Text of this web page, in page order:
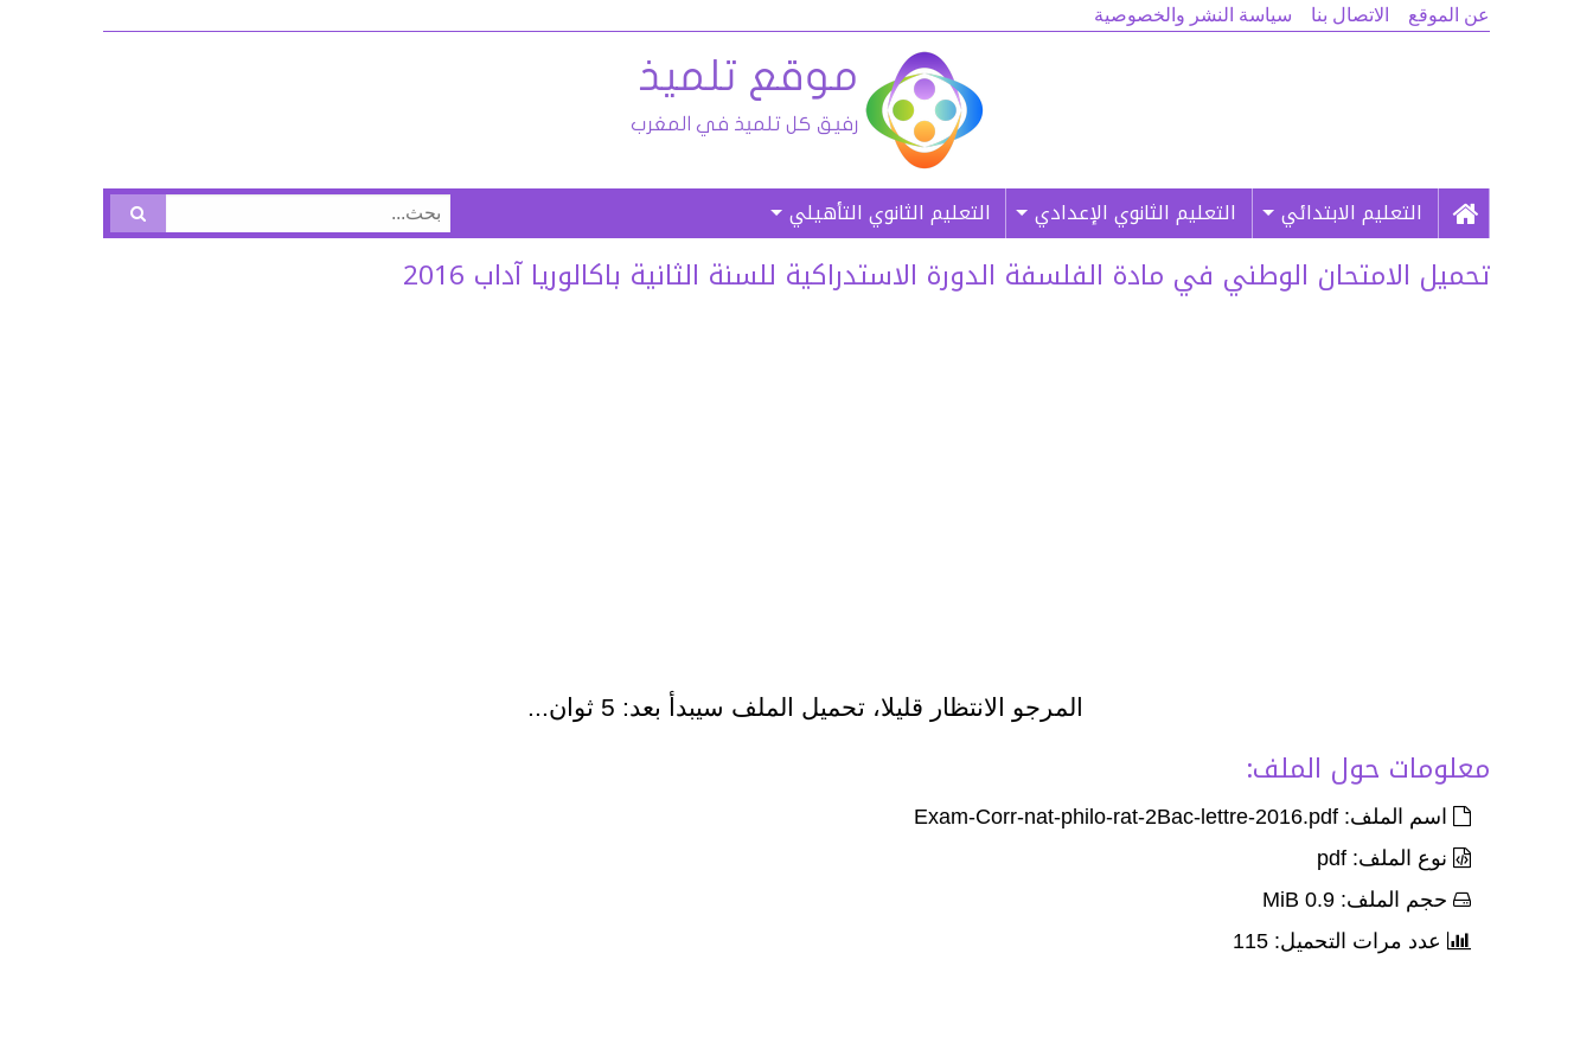
عن الموقع الاتصال بنا سياسة النشر والخصوصية
التعليم الابتدائي التعليم الثانوي الإعدادي التعليم الثانوي التأهيلي
البحث
عن:
تحميل الامتحان الوطني في مادة الفلسفة الدورة الاستدراكية للسنة الثانية باكالوريا آداب 2016
المرجو الانتظار قليلا، تحميل الملف سيبدأ بعد: 5 ثوان...
معلومات حول الملف:
اسم الملف: Exam-Corr-nat-philo-rat-2Bac-lettre-2016.pdf
نوع الملف: pdf
حجم الملف: 0.9 MiB
عدد مرات التحميل: 115